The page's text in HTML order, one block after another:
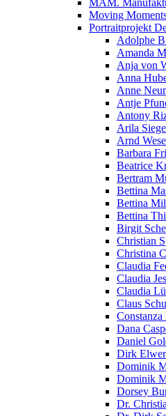
Moving
Portraitprojekt
Adolphe
Amanda
Anja von
Anna
Anne
Antje
Antony
Arila
Arnd
Barbara
Beatrice
Bertram
Bettina
Bettina
Bettina
Birgit
Christian
Christina
Claudia
Claudia
Claudia
Claus
Constanza
Dana
Daniel
Dirk
Dominik
Dominik
Dorsey
Dr.